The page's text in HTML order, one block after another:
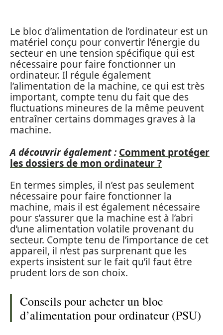
Le bloc d’alimentation de l’ordinateur est un
matériel conçu pour convertir l’énergie du
secteur en une tension spécifique qui est
nécessaire pour faire fonctionner un
ordinateur. Il régule également
l’alimentation de la machine, ce qui est très
important, compte tenu du fait que des
fluctuations mineures de la même peuvent
entraîner certains dommages graves à la
machine.
A découvrir également : Comment protéger
les dossiers de mon ordinateur ?
En termes simples, il n’est pas seulement
nécessaire pour faire fonctionner la
machine, mais il est également nécessaire
pour s’assurer que la machine est à l’abri
d’une alimentation volatile provenant du
secteur. Compte tenu de l’importance de cet
appareil, il n’est pas surprenant que les
experts insistent sur le fait qu’il faut être
prudent lors de son choix.
Conseils pour acheter un bloc
d’alimentation pour ordinateur (PSU)